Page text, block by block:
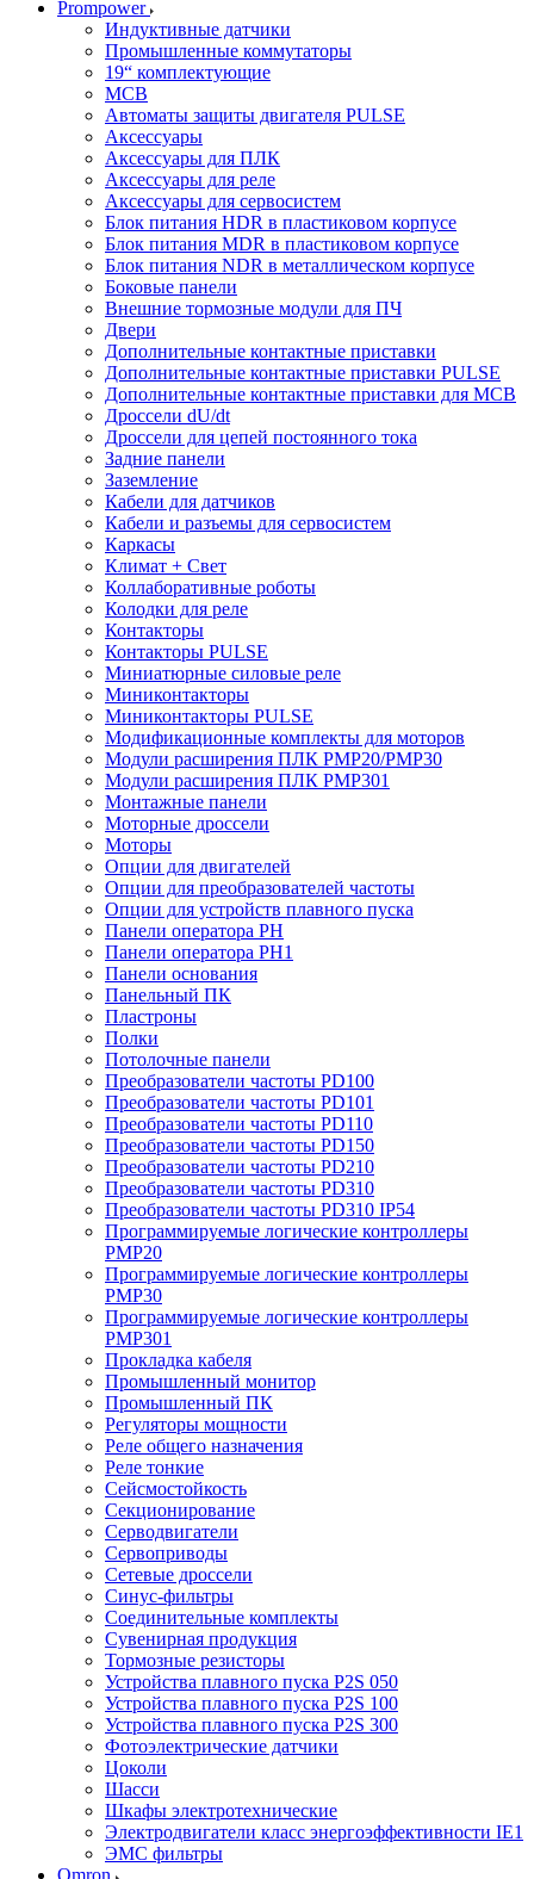
Prompower
Индуктивные датчики
Промышленные коммутаторы
19“ комплектующие
MCB
Автоматы защиты двигателя PULSE
Аксессуары
Аксессуары для ПЛК
Аксессуары для реле
Аксессуары для сервосистем
Блок питания HDR в пластиковом корпусе
Блок питания MDR в пластиковом корпусе
Блок питания NDR в металлическом корпусе
Боковые панели
Внешние тормозные модули для ПЧ
Двери
Дополнительные контактные приставки
Дополнительные контактные приставки PULSE
Дополнительные контактные приставки для MCB
Дроссели dU/dt
Дроссели для цепей постоянного тока
Задние панели
Заземление
Кабели для датчиков
Кабели и разъемы для сервосистем
Каркасы
Климат + Свет
Коллаборативные роботы
Колодки для реле
Контакторы
Контакторы PULSE
Миниатюрные силовые реле
Миниконтакторы
Миниконтакторы PULSE
Модификационные комплекты для моторов
Модули расширения ПЛК PMP20/PMP30
Модули расширения ПЛК PMP301
Монтажные панели
Моторные дроссели
Моторы
Опции для двигателей
Опции для преобразователей частоты
Опции для устройств плавного пуска
Панели оператора PH
Панели оператора PH1
Панели основания
Панельный ПК
Пластроны
Полки
Потолочные панели
Преобразователи частоты PD100
Преобразователи частоты PD101
Преобразователи частоты PD110
Преобразователи частоты PD150
Преобразователи частоты PD210
Преобразователи частоты PD310
Преобразователи частоты PD310 IP54
Программируемые логические контроллеры
PMP20
Программируемые логические контроллеры
PMP30
Программируемые логические контроллеры
PMP301
Прокладка кабеля
Промышленный монитор
Промышленный ПК
Регуляторы мощности
Реле общего назначения
Реле тонкие
Сейсмостойкость
Секционирование
Серводвигатели
Сервоприводы
Сетевые дроссели
Синус-фильтры
Соединительные комплекты
Сувенирная продукция
Тормозные резисторы
Устройства плавного пуска P2S 050
Устройства плавного пуска P2S 100
Устройства плавного пуска P2S 300
Фотоэлектрические датчики
Цоколи
Шасси
Шкафы электротехнические
Электродвигатели класс энергоэффективности IE1
ЭМС фильтры
Omron